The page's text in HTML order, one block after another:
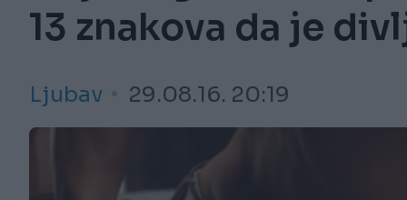
13 znakova da je
Ljubav 29.08.16. 20:19